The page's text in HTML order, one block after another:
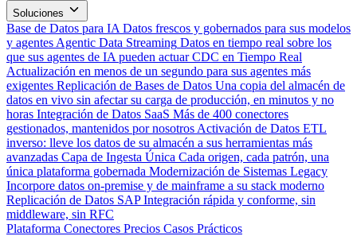
Soluciones
Base de Datos para IA Datos frescos y gobernados para sus modelos
y agentes Agentic Data Streaming Datos en tiempo real sobre los
que sus agentes de IA pueden actuar CDC en Tiempo Real
Actualización en menos de un segundo para sus agentes más
exigentes Replicación de Bases de Datos Una copia del almacén de
datos en vivo sin afectar su carga de producción, en minutos y no
horas Integración de Datos SaaS Más de 400 conectores
gestionados, mantenidos por nosotros Activación de Datos ETL
inverso: lleve los datos de su almacén a sus herramientas más
avanzadas Capa de Ingesta Única Cada origen, cada patrón, una
única plataforma gobernada Modernización de Sistemas Legacy
Incorpore datos on-premise y de mainframe a su stack moderno
Replicación de Datos SAP Integración rápida y conforme, sin
middleware, sin RFC
Plataforma Conectores Precios Casos Prácticos